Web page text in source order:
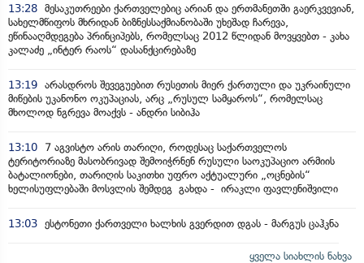
13:28 მესაკუთრეები ქართველებიც არიან და ერთმანეთში გაერკვევიან,
სახელმწიფოს მხრიდან ბიზნესსაქმიანობაში უხეშად ჩარევა,
ეწინააღმდეგება პრინციპებს, რომელსაც 2012 წლიდან მოვყვებთ - კახა
კალაძე „ინტერ რაოს“ დასანქცირებაზე
13:19 არასდროს შევეგუებით რუსეთის მიერ ქართული და უკრაინული
მიწების უკანონო ოკუპაციას, არც „რუსულ სამყაროს“, რომელსაც
მხოლოდ ნგრევა მოაქვს - ანდრი სიბიჰა
13:10
7 აგვისტო არის თარიღი, როდესაც საქართველოს
ტერიტორიაზე მასობრივად შემოიჭრნენ რუსული საოკუპაციო არმიის
ბატალიონები, თარიღის საკითხი უფრო აქტუალური „ოცნების“
ხელისუფლებაში მოსვლის შემდეგ გახდა - ირაკლი ფავლენიშვილი
13:03 ესტონეთი ქართველი ხალხის გვერდით დგას - მარგუს ცაჰკნა
ყველა სიახლის ნახვა